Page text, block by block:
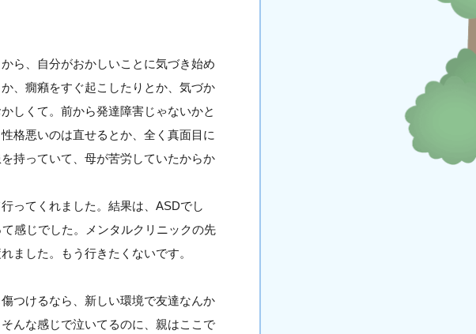
ら、自分がおかしいことに気づき始め
、癇癪をすぐ起こしたりとか、気づか
しくて。前から発達障害じゃないかと
格悪いのは直せるとか、全く真面目に
持っていて、母が苦労していたからか
ってくれました。結果は、ASDでし
感じでした。メンタルクリニックの先
ました。もう行きたくないです。
つけるなら、新しい環境で友達なんか
んな感じで泣いてるのに、親はここで